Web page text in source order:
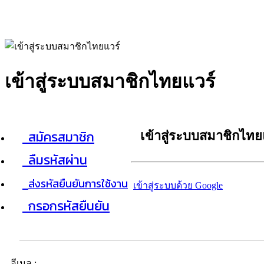
เข้าสู่ระบบสมาชิกไทยแวร์
สมัครสมาชิก
ลืมรหัสผ่าน
ส่งรหัสยืนยันการใช้งาน
กรอกรหัสยืนยัน
เข้าสู่ระบบสมาชิกไท
เข้าสู่ระบบด้วย Google